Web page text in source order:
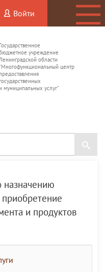
Войти
Государственное
учреждение
области
"Многофункциональный центр
предоставления
государственных
и муниципальных услуг"
назначению
и продуктов